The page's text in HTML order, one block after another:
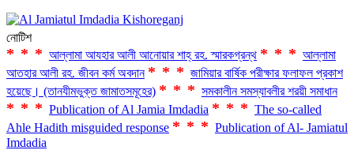
নোটিশ
*** আল্লামা আযহার আলী আনোয়ার শাহ্‌ রহ. স্মারকগ্রন্থ *** আল্লামা
আতহার আলী রহ. জীবন কর্ম অবদান *** জামিয়ার বার্ষিক পরীক্ষার ফলাফল প্রকাশ
হয়েছে। (তানযীমভুক্ত জামাতসমূহের) *** সমকালীন সমস্যাবলীর শরয়ী সমাধান
*** Publication of Al Jamia Imdadia *** The so-called
Ahle Hadith misguided response *** Publication of Al- Jamiatul
Imdadia